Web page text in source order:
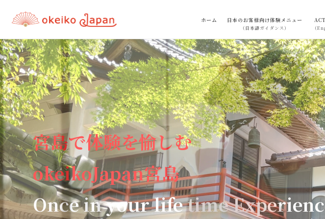
ホーム 日本のお客様向け体験メニュー
（日本語ガイダンス） （
宮島で体験を愉しむ
okeikoJapan宮島
Once in your life timeExp